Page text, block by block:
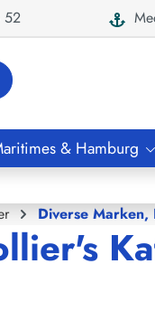
52
& Hamburg
Diverse